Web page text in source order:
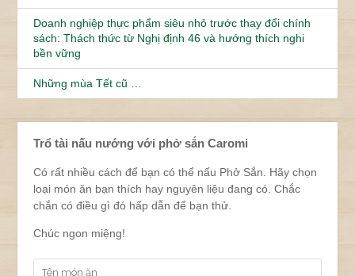
Doanh nghiệp thực phẩm siêu nhỏ trước thay đổi chính
sách: Thách thức từ Nghị định 46 và hướng thích nghi
bền vững
Những mùa Tết cũ …
Trổ tài nấu nướng với phở sắn Caromi
Có rất nhiều cách để bạn có thể nấu Phở Sắn. Hãy chọn
loại món ăn bạn thích hay nguyên liệu đang có. Chắc
chắn có điều gì đó hấp dẫn để bạn thử.
Chúc ngon miệng!